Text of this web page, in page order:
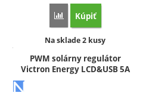
Porovnať
Kúpiť
Dostupnosť:
Na sklade 2 kusy
PWM solárny regulátor
Victron Energy LCD&USB 5A